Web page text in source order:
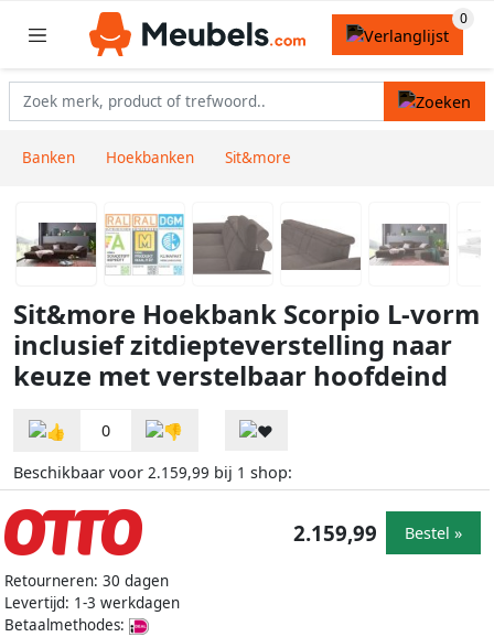
Banken Hoekbanken Sit&more
Sit&more Hoekbank Scorpio L-vorm
inclusief zitdiepteverstelling naar
keuze met verstelbaar hoofdeind
0
Beschikbaar voor 2.159,99 bij 1 shop:
Retourneren: 30 dagen
Levertijd: 1-3 werkdagen
Betaalmethodes:
2.159,99 Bestel »